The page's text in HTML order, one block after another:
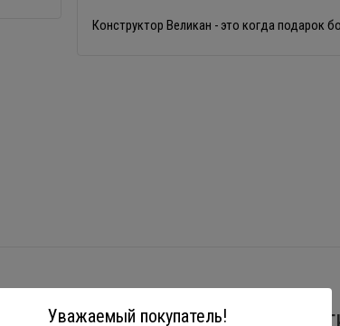
Конструктор Великан - это когда подарок
Уважаемый покупатель!